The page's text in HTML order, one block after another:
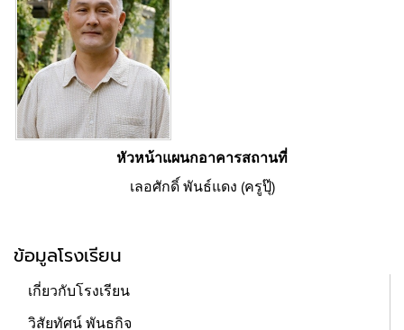
หัวหน้าแผนกอาคารสถานที่
เลอศักดิ์ พันธ์แดง (ครูปุ๊)
ข้อมูลโรงเรียน
เกี่ยวกับโรงเรียน
วิสัยทัศน์ พันธกิจ